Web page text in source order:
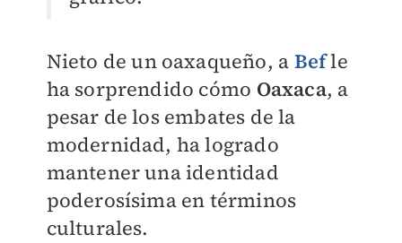
Nieto de un oaxaqueño, a Befle
ha sorprendido cómo Oaxaca, a
pesar de los embates de la
modernidad, ha logrado
mantener una identidad
poderosísima en términos
culturales.